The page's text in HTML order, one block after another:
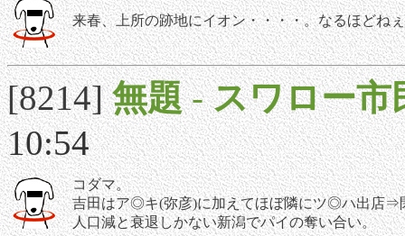
来春、上所の跡地にイオン・・・・。なるほどね
[8214]無題-スワロー市
10:54
コダマ。
吉田はア◎キ(弥彦)に加えてほぼ隣にツ◎ハ出店
人口減と衰退しかない新潟でパイの奪い合い。